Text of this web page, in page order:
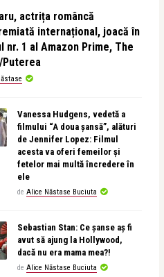
actrița româncă
internațional, joacă în
nr. 1 al Amazon Prime, The
Puterea
Vanessa Hudgens, vedetă a
filmului “A doua șansă”, alături
de Jennifer Lopez: Filmul
acesta va oferi femeilor și
fetelor mai multă încredere în
ele
de Alice Năstase Buciuta
Sebastian Stan: Ce șanse aș fi
avut să ajung la Hollywood,
dacă nu era mama mea?!
de Alice Năstase Buciuta